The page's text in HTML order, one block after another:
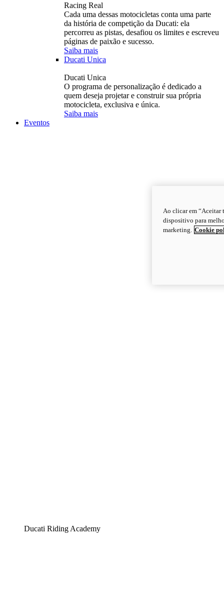
Racing Real
Cada uma dessas motocicletas conta uma parte
da história de competição da Ducati: ela
percorreu as pistas, desafiou os limites e escreveu
páginas de paixão e sucesso.
Saiba mais
Ducati Unica
Ducati Unica
O programa de personalização é dedicado a
quem deseja projetar e construir sua própria
motocicleta, exclusiva e única.
Saiba mais
Eventos
Ducati Riding Academy
Ao clicar em “Aceitar
dispositivo para
marketing. Cookie